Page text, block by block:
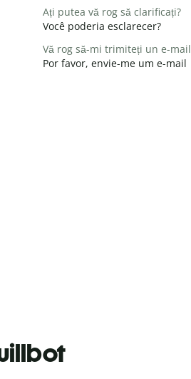
Ați putea vă rog să clarificați?
Você poderia esclarecer?
Vă rog să-mi trimiteți un e-mail
Por favor, envie-me um e-mail